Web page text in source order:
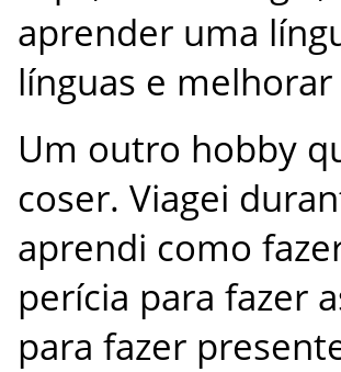
aprender uma
línguas e melhorar
Um outro hobby
coser. Viagei
aprendi como
perícia para fazer
para fazer